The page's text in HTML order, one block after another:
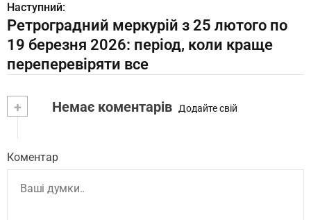
Наступний:
Ретроградний меркурій з 25 лютого по
19 березня 2026: період, коли краще
переперевіряти все
+ Немає коментарів Додайте свій
Коментар